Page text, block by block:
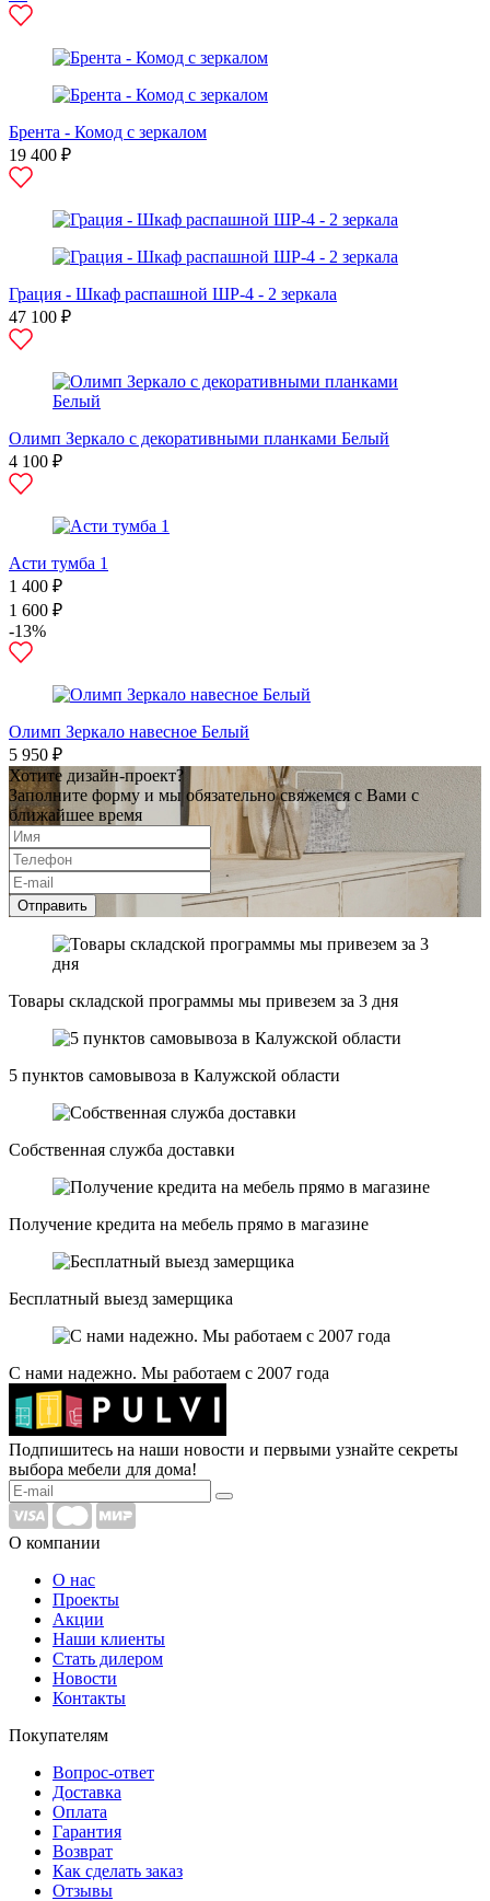
Брента - Комод с зеркалом
19 400 ₽
Грация - Шкаф распашной ШР-4 - 2 зеркала
47 100 ₽
Олимп Зеркало с декоративными планками Белый
4 100 ₽
Асти тумба 1
1 400 ₽
1 600 ₽
-13%
Олимп Зеркало навесное Белый
5 950 ₽
Хотите дизайн-проект?
Заполните форму и мы обязательно свяжемся с Вами с
ближайшее время
Отправить
Товары складской программы мы привезем за 3 дня
5 пунктов самовывоза в Калужской области
Собственная служба доставки
Получение кредита на мебель прямо в магазине
Бесплатный выезд замерщика
С нами надежно. Мы работаем с 2007 года
Подпишитесь на наши новости и первыми узнайте секреты
выбора мебели для дома!
О компании
О нас
Проекты
Акции
Наши клиенты
Стать дилером
Новости
Контакты
Покупателям
Вопрос-ответ
Доставка
Оплата
Гарантия
Возврат
Как сделать заказ
Отзывы